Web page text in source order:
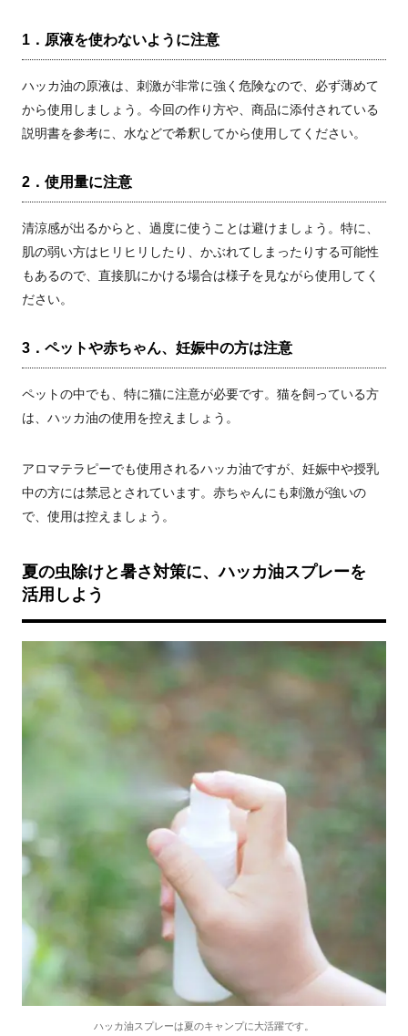
1．原液を使わないように注意
ハッカ油の原液は、刺激が非常に強く危険なので、必ず薄めて
から使用しましょう。今回の作り方や、商品に添付されている
説明書を参考に、水などで希釈してから使用してください。
2．使用量に注意
清涼感が出るからと、過度に使うことは避けましょう。特に、
肌の弱い方はヒリヒリしたり、かぶれてしまったりする可能性
もあるので、直接肌にかける場合は様子を見ながら使用してく
ださい。
3．ペットや赤ちゃん、妊娠中の方は注意
ペットの中でも、特に猫に注意が必要です。猫を飼っている方
は、ハッカ油の使用を控えましょう。
アロマテラピーでも使用されるハッカ油ですが、妊娠中や授乳
中の方には禁忌とされています。赤ちゃんにも刺激が強いの
で、使用は控えましょう。
夏の虫除けと暑さ対策に、ハッカ油スプレーを
活用しよう
ハッカ油スプレーは夏のキャンプに大活躍です。